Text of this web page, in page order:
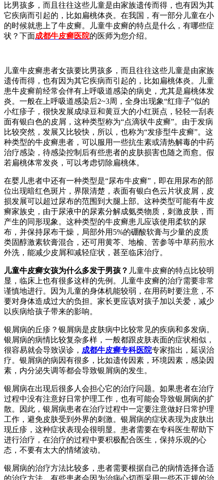
比男孩多，而且往往这些儿童是由家族遗传而得，也有因为其
它疾病而引起的，比如扁桃体炎。在我国，有一部分儿童在小
的时候就患上了牛皮癣。儿童牛皮癣的特点是什么，有哪些症
状？下面成都牛皮癣医院的医师为您介绍。
儿童牛皮癣患者女孩要比男孩多，而且往往这些儿童是由家族
遗传而得，也有因为其它疾病而引起的，比如扁桃体炎。儿童
患牛皮癣前经常会伴有上呼吸道感染的病史，尤其是扁桃体发
炎。一般在上呼吸道感染后2~3周，全身出现象“红痱子”似的
小红疹子，很快发展成绿豆和黄豆大的小红斑点，轻轻一刮表
面有银白色的皮屑，这种类型称为“点滴状牛皮癣”。由于发病
比较突然，发展又比较快，所以，也称为“发疹型牛皮癣”。这
种类型的牛皮癣患者，可以服用一些抗生素或清热解毒的中药
治疗感染，待感染控制后有些患者的皮肤损害也随之而愈。假
若扁桃体常发炎，可以考虑切除扁桃体。
在婴儿患者中还有一种类型是“尿布牛皮癣”，即在用尿布的部
位出现暗红色斑片，界限清楚，表面有银白色云片状皮屑，皮
损发展可以超过尿布的范围到大腿上部。这种类型可能有牛皮
癣家族史，由于尿液中的尿素分解成氨类物质，刺激皮肤，而
产生的同形现象。这种类型的牛皮癣患儿应该使用柔软的尿
布，并保持尿布干燥，局部外用5%的硼酸软膏与少量的皮质
类固醇激素软膏混合，还可用黄芩、地榆、苦参等中草药煎水
外洗，能减少皮屑和减轻症状，甚至临床治疗。
儿童牛皮癣女孩为什么多发于男孩？ 儿童牛皮癣的特点比较明
显，临床上也有很多这样的先例。儿童牛皮癣的治疗需要非常
谨慎地进行。因为儿童的身体机能较弱，在用药时要注意，不
要对身体造成过大的负担。家长更应该对孩子加以关爱，减少
以疾病给孩子带来的影响。
银屑病的丘疹？银屑病是皮肤病中比较常见的疾病和多发病。
银屑病的病情比较复杂多样，一般都跟皮肤表面的症状相似，
很容易就会导致误诊， 成都牛皮癣专科医院专家指出，延误治
疗。银屑病的病因有很多，比如遗传因素，环境因素，感染因
素，内分泌失调等都会导致银屑病的发生。
银屑病在出现后很多人会担心它的治疗问题。如果患者在治疗
过程中没有注意好日常护理工作，也有可能会导致银屑病的扩
散。因此，银屑病患者在治疗过程中一定要注意做好日常护理
工作，避免皮肤受到外界的刺激。银屑病的症状表现为皮肤出
现丘疹，这种症状表现会很明显。患者需要在专科医生帮助下
进行治疗，在治疗的过程中要积极配合医生，保持乐观的心
态，不要有太大的情绪波动。
银屑病的治疗方法比较多，患者需要根据自己的病情选择合适